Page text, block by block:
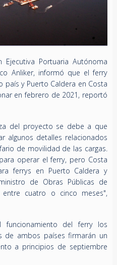
Portuaria Autónoma
Anliker, informó que el ferry
país y Puerto Caldera en Costa
en febrero de 2021, reportó
del proyecto se debe a que
algunos detalles relacionados
de movilidad de las cargas.
operar el ferry, pero Costa
ferrys en Puerto Caldera y
de Obras Públicas de
cuatro o cinco meses",
del ferry los
de ambos países firmarán un
a principios de septiembre